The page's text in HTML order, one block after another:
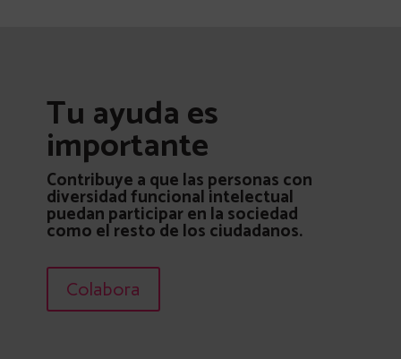
Tu ayuda es
importante
Contribuye a que las personas con
diversidad funcional intelectual
puedan participar en la sociedad
como el resto de los ciudadanos.
Colabora